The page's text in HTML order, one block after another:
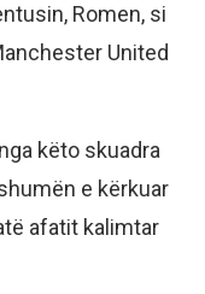
Romen, si
United
këto skuadra
e kërkuar
afatit kalimtar